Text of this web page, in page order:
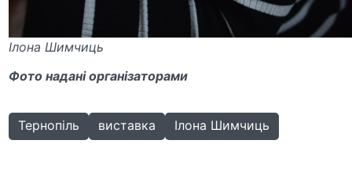
Ілона Шимчиць
Фото надані організаторами
Тернопіль виставка Ілона Шимчиць